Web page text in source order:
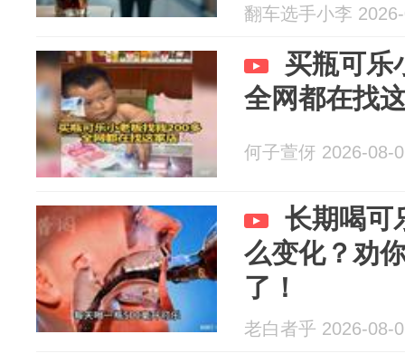
翻车选手小李
买瓶可乐
全网都在找
何子萱伢 2026-08-
长期喝可
么变化？劝
了！
老白者乎 2026-08-